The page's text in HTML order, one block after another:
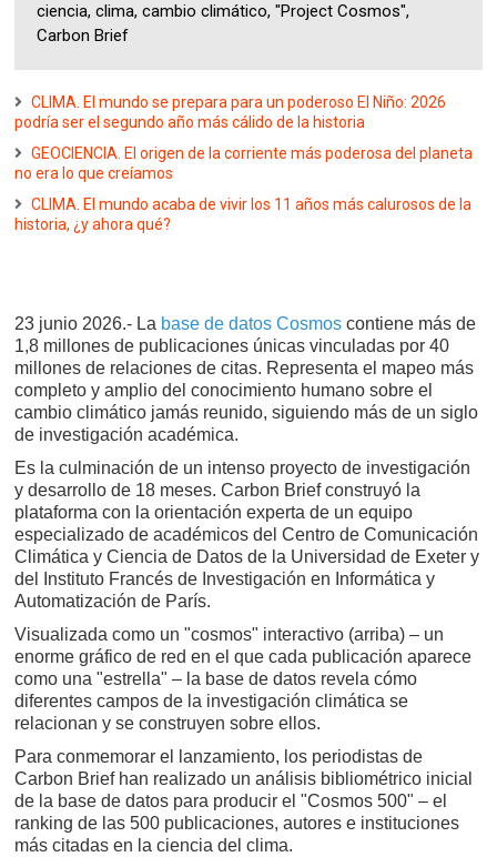
ciencia, clima, cambio climático, "Project Cosmos",
Carbon Brief
CLIMA. El mundo se prepara para un poderoso El Niño: 2026
podría ser el segundo año más cálido de la historia
GEOCIENCIA. El origen de la corriente más poderosa del planeta
no era lo que creíamos
CLIMA. El mundo acaba de vivir los 11 años más calurosos de la
historia, ¿y ahora qué?
23 junio 2026.- La base de datos Cosmos contiene más de
1,8 millones de publicaciones únicas vinculadas por 40
millones de relaciones de citas. Representa el mapeo más
completo y amplio del conocimiento humano sobre el
cambio climático jamás reunido, siguiendo más de un siglo
de investigación académica.
Es la culminación de un intenso proyecto de investigación
y desarrollo de 18 meses. Carbon Brief construyó la
plataforma con la orientación experta de un equipo
especializado de académicos del Centro de Comunicación
Climática y Ciencia de Datos de la Universidad de Exeter y
del Instituto Francés de Investigación en Informática y
Automatización de París.
Visualizada como un "cosmos" interactivo (arriba) – un
enorme gráfico de red en el que cada publicación aparece
como una "estrella" – la base de datos revela cómo
diferentes campos de la investigación climática se
relacionan y se construyen sobre ellos.
Para conmemorar el lanzamiento, los periodistas de
Carbon Brief han realizado un análisis bibliométrico inicial
de la base de datos para producir el "Cosmos 500" – el
ranking de las 500 publicaciones, autores e instituciones
más citadas en la ciencia del clima.